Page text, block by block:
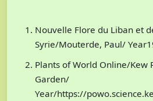
Nouvelle Flore du Liban et
Syrie/Mouterde, Paul/
Plants of World Online/Kew
Garden/
Year/https://